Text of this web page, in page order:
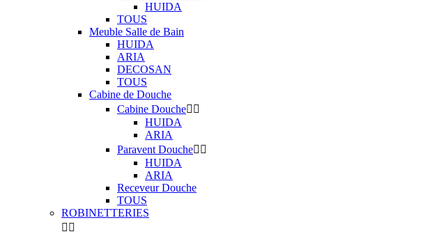
HUIDA
TOUS
Meuble Salle de Bain
HUIDA
ARIA
DECOSAN
TOUS
Cabine de Douche
Cabine Douche 
HUIDA
ARIA
Paravent Douche 
HUIDA
ARIA
Receveur Douche
TOUS
ROBINETTERIES
 